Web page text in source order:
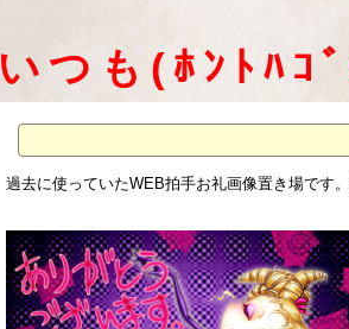
いつも(ﾎﾝﾄﾊｺ
過去に使っていたWEB拍手お礼画像置き場です